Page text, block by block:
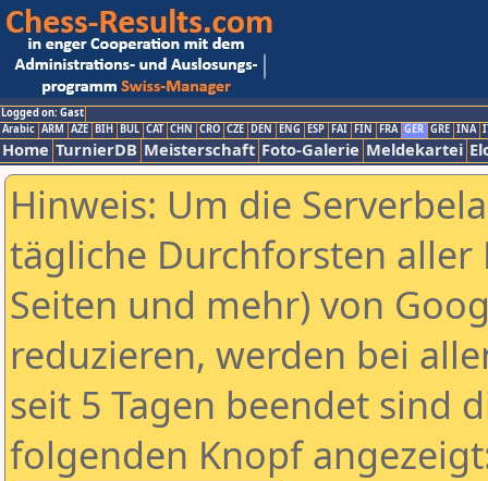
Logged on: Gast
Arabic ARM AZE BIH BUL CAT CHN CRO CZE DEN ENG ESP FAI FIN FRA GER GRE INA
Home TurnierDB Meisterschaft Foto-Galerie Meldekartei
Hinweis: Um die
tägliche Durchforsten aller
Seiten und mehr) von
reduzieren, werden bei
seit 5 Tagen beendet sind
folgenden Knopf